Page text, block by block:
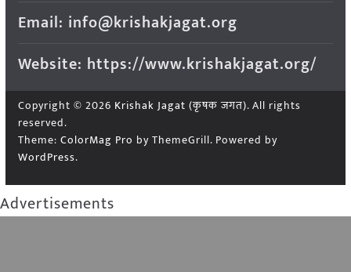
Email: info@krishakjagat.org
Website: https://www.krishakjagat.org/
Copyright © 2026 Krishak Jagat (कृषक जगत). All rights
reserved.
Theme: ColorMag Pro by ThemeGrill. Powered by
WordPress.
Advertisements